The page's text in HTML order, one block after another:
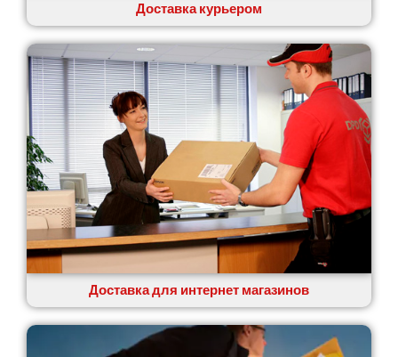
Самбор
Счастливое
Шепетовка
Шостка
Шпола
Синельниково
Славута
Славутич
Слобожанское
Смела
Софиевская Борщаговка
Сокольники
Солоницевка
Староконстантинов
Старые Петровцы
Стебник
Доставка курьером
Доставка для интернет магазинов